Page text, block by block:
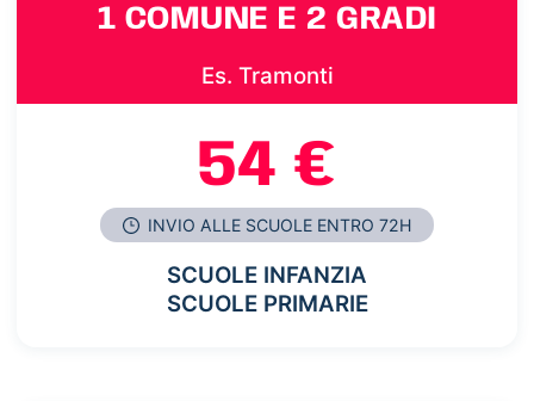
1 COMUNE E 2 GRADI
Es. Tramonti
54 €
INVIO ALLE SCUOLE ENTRO 72H
SCUOLE INFANZIA
SCUOLE PRIMARIE